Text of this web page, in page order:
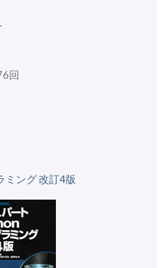
回
ミング 改訂4版